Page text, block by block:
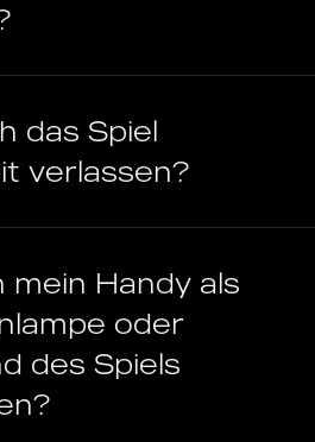
das Spiel
verlassen?
mein Handy als
oder
des Spiels